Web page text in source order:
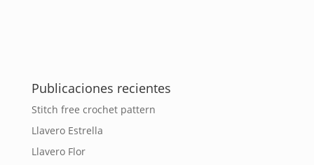
Publicaciones recientes
Stitch free crochet pattern
Llavero Estrella
Llavero Flor